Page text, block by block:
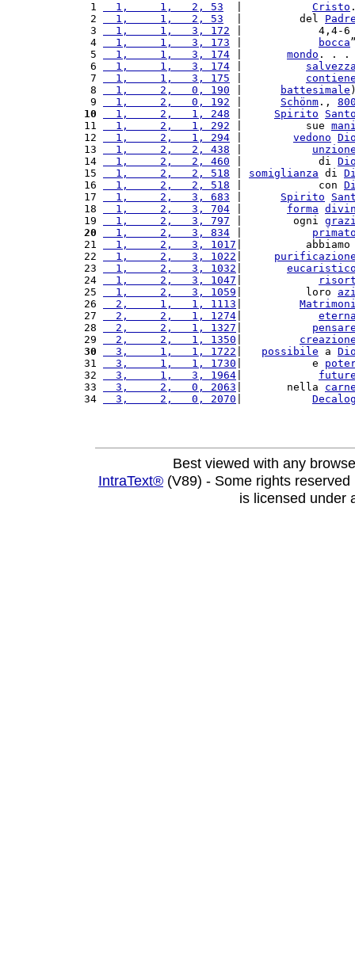
1
  1,     1,   2, 53
Cristo
2
  1,     1,   2, 53
  |         del
3
  1,     1,   3, 172
|            4,4-
4
  1,     1,   3, 173
bocca
5
  1,     1,   3, 174
mondo . . .
6
  1,     1,   3, 174
7
  1,     1,   3, 175
8
  1,     2,   0, 190
battesimale
9
  1,     2,   0, 192
Schönm .,
10
  1,     2,   1, 248
Spirito
11
  1,     2,   1, 292
|          sue
12
  1,     2,   1, 294
vedono
13
  1,     2,   2, 438
14
  1,     2,   2, 460
|            di
15
  1,     2,   2, 518
somiglianza di
16
  1,     2,   2, 518
|            con
17
  1,     2,   3, 683
Spirito
18
  1,     2,   3, 704
forma
19
  1,     2,   3, 797
|        ogni
20
  1,     2,   3, 834
21
  1,     2,   3, 1017
|
22
  1,     2,   3, 1022
23
  1,     2,   3, 1032
24
  1,     2,   3, 1047
25
  1,     2,   3, 1059
|          loro
26
  2,     1,   1, 1113
27
  2,     2,   1, 1274
28
  2,     2,   1, 1327
29
  2,     2,   1, 1350
30
  3,     1,   1, 1722
possibile a
31
  3,     1,   1, 1730
|           e
32
  3,     1,   3, 1964
33
  3,     2,   0, 2063
|       nella
34
  3,     2,   0, 2070
Best viewed with any
IntraText® (V89) - Some rights
is licensed under